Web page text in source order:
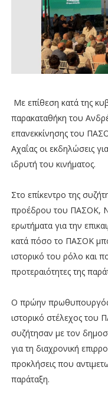
Με επίθεση κατά της
παρακαταθήκη του
επανεκκίνησης του
Αχαΐας οι εκδηλώσεις
ιδρυτή του κινήματος.
Στο επίκεντρο της
προέδρου του ΠΑΣΟΚ,
ερωτήματα για την
κατά πόσο το ΠΑΣΟΚ
ιστορικό του ρόλο και
προτεραιότητες της
Ο πρώην πρωθυπουργός
ιστορικό στέλεχος του
συζήτησαν με τον
για τη διαχρονική
προκλήσεις που
παράταξη.